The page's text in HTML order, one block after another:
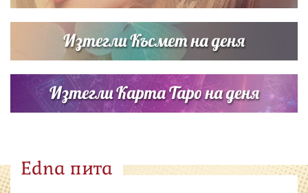
Изтегли Късмет на деня
Изтегли Карта Таро на деня
Edna пита